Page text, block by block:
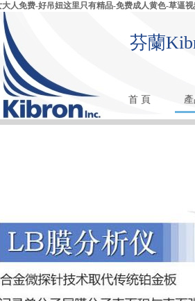
大人免费-好吊妞这里只有精品-免费成人黄色-草逼
芬蘭
首 頁